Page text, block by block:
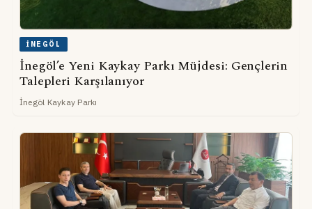
İNEGÖL
İnegöl’e Yeni Kaykay Parkı Müjdesi: Gençlerin
Talepleri Karşılanıyor
İnegöl Kaykay Parkı